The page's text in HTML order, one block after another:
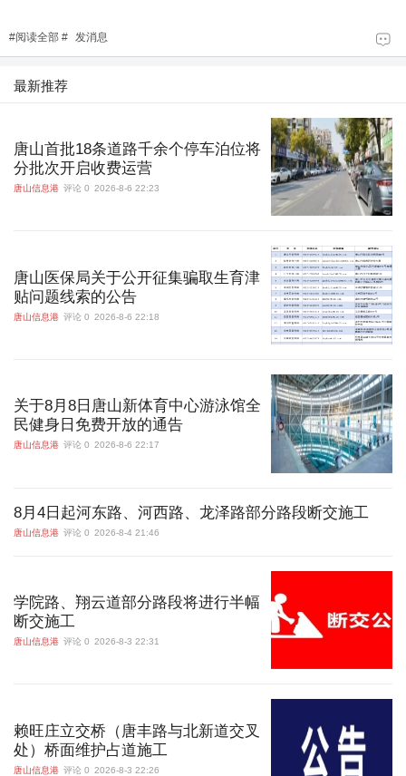
#阅读全部 # 发消息
最新推荐
唐山首批18条道路千余个停车泊位将
分批次开启收费运营
唐山信息港 评论 0 2026-8-6 22:23
唐山医保局关于公开征集骗取生育津
贴问题线索的公告
唐山信息港 评论 0 2026-8-6 22:18
关于8月8日唐山新体育中心游泳馆全
民健身日免费开放的通告
唐山信息港 评论 0 2026-8-6 22:17
8月4日起河东路、河西路、龙泽路部分路段断交施工
唐山信息港 评论 0 2026-8-4 21:46
学院路、翔云道部分路段将进行半幅
断交施工
唐山信息港 评论 0 2026-8-3 22:31
赖旺庄立交桥（唐丰路与北新道交叉
处）桥面维护占道施工
唐山信息港 评论 0 2026-8-3 22:26